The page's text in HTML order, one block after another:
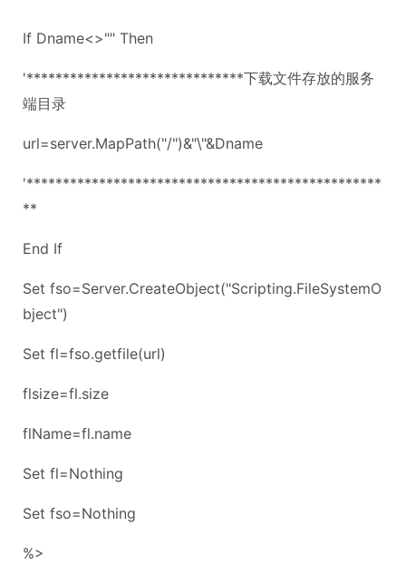
If Dname<>"" Then
'******************************下载文件存放的服务
端目录
url=server.MapPath("/")&"\"&Dname
'*************************************************
**
End If
Set fso=Server.CreateObject("Scripting.FileSystemO
bject")
Set fl=fso.getfile(url)
flsize=fl.size
flName=fl.name
Set fl=Nothing
Set fso=Nothing
%>